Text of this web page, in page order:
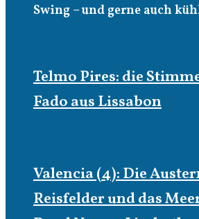
Swing – und gerne auch
Telmo Pires: die
Fado aus Lissabon
Valencia (4): Die
Reisfelder und das